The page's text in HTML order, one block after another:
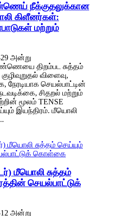
நீக்குதலுக்கான
கிளீனர்கள்:
மற்றும்
29 அன்று
திறம்பட சுத்தம்
விளைவு,
நேரடியாக செயல்பாட்டின்
சிதறல் மற்றும்
மூலம் TENSE
இயந்திரம். மீயொலி
மீயொலி சுத்தம்
செயல்பாட்டுக்
12 அன்று